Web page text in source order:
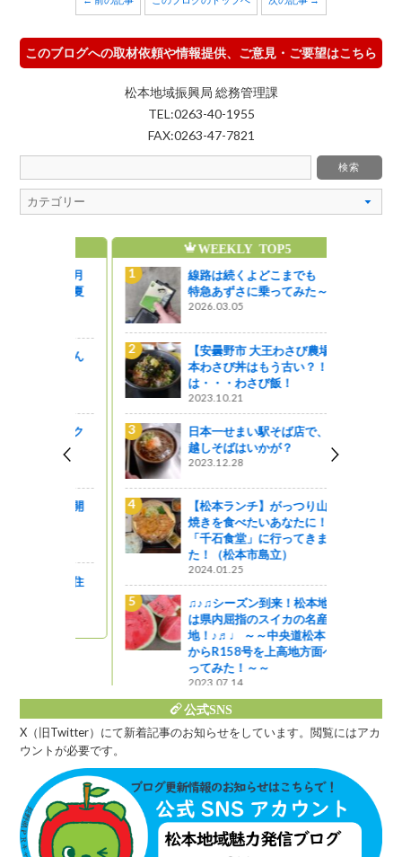
このブログへの取材依頼や情報提供、ご意見・ご要望はこちら
松本地域振興局 総務管理課
TEL:0263-40-1955
FAX:0263-47-7821
WEEKLY TOP5
線路は続くよどこまでも ～
特急あずさに乗ってみた～
2026.03.05
【安曇野市 大王わさび農場】
本わさび丼はもう古い？！今
は・・・わさび飯！
2023.10.21
日本一せまい駅そば店で、年
越しそばはいかが？
2023.12.28
【松本ランチ】がっつり山賊
焼きを食べたいあなたに！
「千石食堂」に行ってきまし
た！（松本市島立）
2024.01.25
♫♪♫シーズン到来！松本地域
は県内屈指のスイカの名産
地！♪♬♩ ～～中央道松本ＩＣ
からR158号を上高地方面へ走
ってみた！～～
2023.07.14
公式SNS
X（旧Twitter）にて新着記事のお知らせをしています。閲覧にはアカ
ウントが必要です。